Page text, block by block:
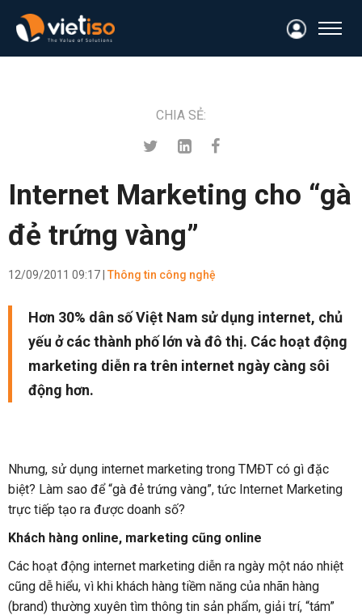
CHIA SẺ:
Internet Marketing cho “gà
đẻ trứng vàng”
12/09/2011 09:17 | Thông tin công nghệ
Hơn 30% dân số Việt Nam sử dụng internet, chủ
yếu ở các thành phố lớn và đô thị. Các hoạt động
marketing diễn ra trên internet ngày càng sôi
động hơn.
Nhưng, sử dụng internet marketing trong TMĐT có gì đặc
biệt? Làm sao để “gà đẻ trứng vàng”, tức Internet Marketing
trực tiếp tạo ra được doanh số?
Khách hàng online, marketing cũng online
Các hoạt động internet marketing diễn ra ngày một náo nhiệt
cũng dễ hiểu, vì khi khách hàng tiềm năng của nhãn hàng
(brand) thường xuyên tìm thông tin sản phẩm, giải trí, “tám”